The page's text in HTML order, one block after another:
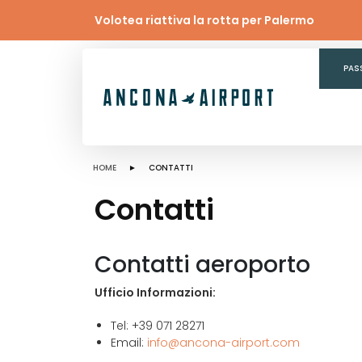
Volotea riattiva la rotta per Palermo
HOME ► CONTATTI
Contatti
Contatti aeroporto
Ufficio Informazioni:
Tel: +39 071 28271
Email: info@ancona-airport.com